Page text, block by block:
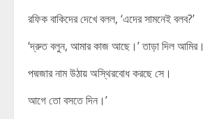
রফিক বাকিদের দেখে বলল, ‘এদের সামনেই বলব?’
‘দ্রুত বলুন, আমার কাজ আছে।’ তাড়া দিল আমির।
পদ্মজার নাম উঠায় অস্থিরবোধ করছে সে।
আগে তো বসতে দিন।’